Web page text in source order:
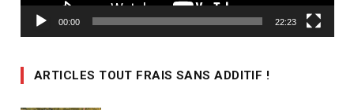
00:00 22:23
ARTICLES TOUT FRAIS SANS ADDITIF !